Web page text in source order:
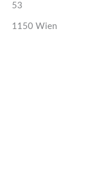
53
1150 Wien